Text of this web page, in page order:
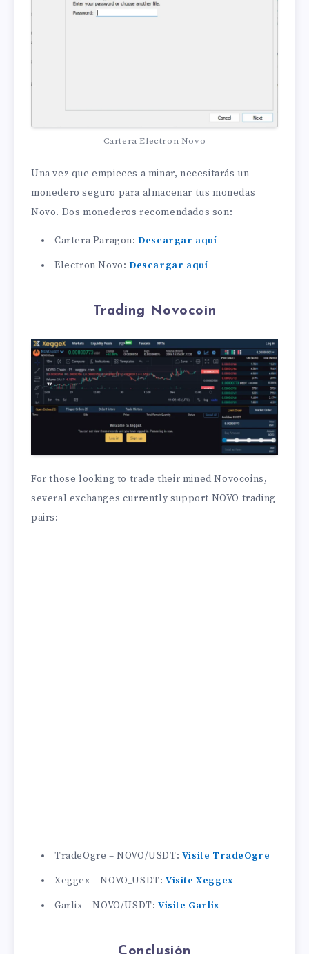
Cartera Electron Novo
Una vez que empieces a minar, necesitarás un
monedero seguro para almacenar tus monedas
Novo. Dos monederos recomendados son:
Cartera Paragon:Descargar aquí
Electron Novo: Descargar aquí
Trading Novocoin
For those looking to trade their mined Novocoins,
several exchanges currently support NOVO trading
pairs:
TradeOgre – NOVO/USDT: Visite TradeOgre
Xeggex – NOVO_USDT: Visite Xeggex
Garlix – NOVO/USDT: Visite Garlix
Conclusión